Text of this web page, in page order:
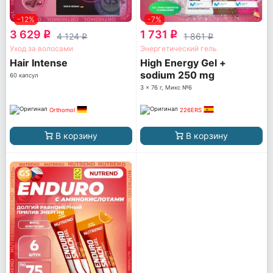
-12%
3 629 q 4 124q
Уход за волосами
Hair Intense
60 капсул
Orthomol
В корзину
-7%
1 731 q 1 861q
Энергетический гель
High Energy Gel +
sodium 250 mg
3 x 76 г, Микс №6
226ERS
В корзину